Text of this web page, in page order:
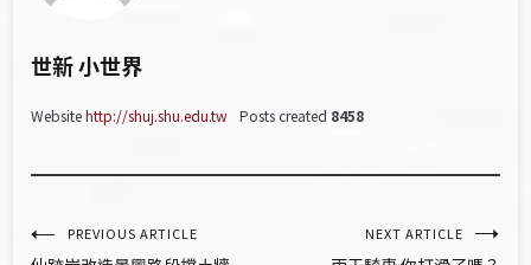
世新 小世界
Websitehttp://shuj.shu.edu.tw Posts created 8458
文
PREVIOUS ARTICLE NEXT ARTICLE